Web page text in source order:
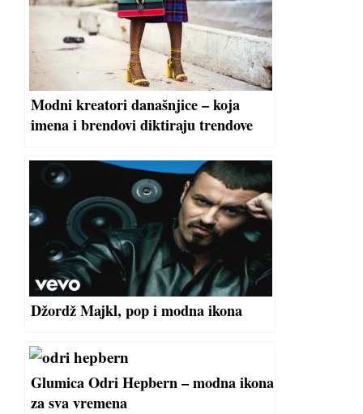
Modni kreatori današnjice – koja
imena i brendovi diktiraju trendove
Džordž Majkl, pop i modna ikona
Glumica Odri Hepbern – modna ikona
za sva vremena